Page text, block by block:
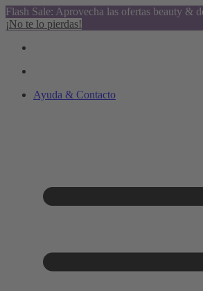
Flash Sale: Aprovecha las ofertas beauty &
¡No te lo pierdas!
Ayuda & Contacto